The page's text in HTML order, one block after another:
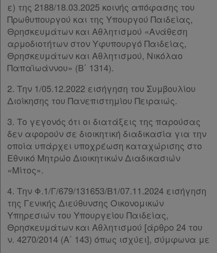
Αναζήτηση
Κ.Α.Δ.
Διακρατικές
Συμφωνίες
Ελλάδας
Πληροφορίες
Εταιρεία
Επικοινωνία
Όροι
χρήσης
ε) της 2188/18.03.2025 κοινής απόφασης του
Πρωθυπουργού και της Υπουργού Παιδείας,
Θρησκευμάτων και Αθλητισμού «Ανάθεση
αρμοδιοτήτων στον Υφυπουργό Παιδείας,
Θρησκευμάτων και Αθλητισμού, Νικόλαο
Παπαϊωάννου» (Β΄ 1314).
2. Την 1/05.12.2022 εισήγηση του Συμβουλίου
Διοίκησης του Πανεπιστημίου Πειραιώς.
3. Το γεγονός ότι οι διατάξεις της παρούσας
δεν αφορούν σε διοικητική διαδικασία για την
οποία υπάρχει υποχρέωση καταχώρισης στο
Εθνικό Μητρώο Διοικητικών Διαδικασιών
«Μίτος».
4. Την Φ.1/Γ/679/131653/Β1/07.11.2024 εισήγηση
της Γενικής Διεύθυνσης Οικονομικών
Υπηρεσιών του Υπουργείου Παιδείας,
Θρησκευμάτων και Αθλητισμού [άρθρο 24 του
ν. 4270/2014 (Α΄ 143) όπως ισχύει], σύμφωνα με